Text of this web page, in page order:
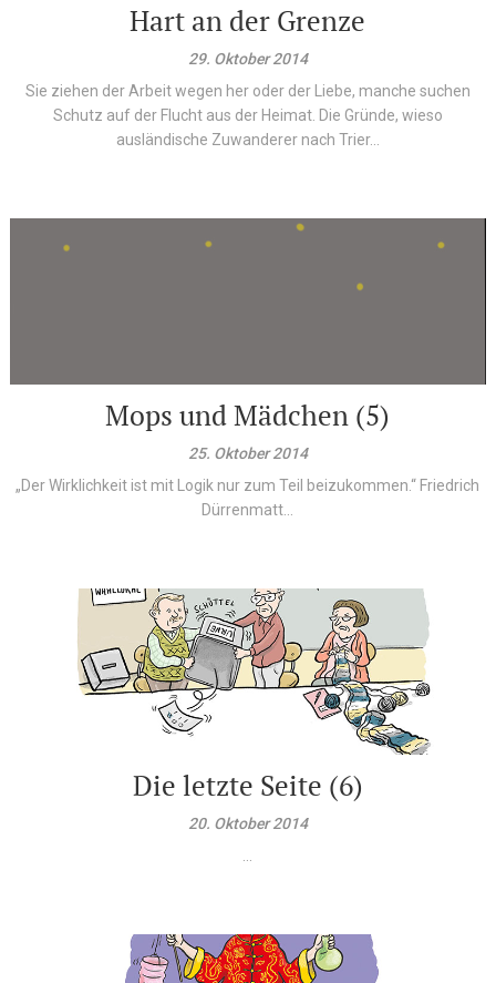
Hart an der Grenze
29. Oktober 2014
Sie ziehen der Arbeit wegen her oder der Liebe, manche suchen
Schutz auf der Flucht aus der Heimat. Die Gründe, wieso
ausländische Zuwanderer nach Trier...
Mops und Mädchen (5)
25. Oktober 2014
„Der Wirklichkeit ist mit Logik nur zum Teil beizukommen.“ Friedrich
Dürrenmatt...
Die letzte Seite (6)
20. Oktober 2014